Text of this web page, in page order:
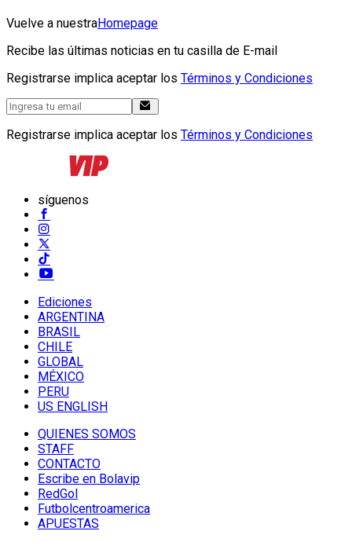
Vuelve a nuestraHomepage
Recibe las últimas noticias en tu casilla de E-mail
Registrarse implica aceptar los Términos y Condiciones
Registrarse implica aceptar los Términos y Condiciones
síguenos
Ediciones
ARGENTINA
BRASIL
CHILE
GLOBAL
MÉXICO
PERU
US ENGLISH
QUIENES SOMOS
STAFF
CONTACTO
Escribe en Bolavip
RedGol
Futbolcentroamerica
APUESTAS